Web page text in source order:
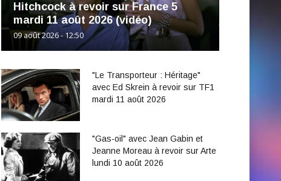
Hitchcock à revoir sur France 5
mardi 11 août 2026 (vidéo)
09 août 2026 - 12:50
"Le Transporteur : Héritage"
avec Ed Skrein à revoir sur TF1
mardi 11 août 2026
"Gas-oil" avec Jean Gabin et
Jeanne Moreau à revoir sur Arte
lundi 10 août 2026